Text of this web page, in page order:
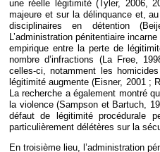
une réelle légitimité (Tyler, 2006,
majeure et sur la délinquance et,
disciplinaires en détention
L’administration pénitentiaire
empirique entre la perte de
nombre d’infractions (La Free,
celles-ci, notamment les
légitimité augmente (Eisner, 2001 ;
La recherche a également montré
la violence (Sampson et Bartuch,
défaut de légitimité procédurale
particulièrement délétères sur la
En troisième lieu, l’administration